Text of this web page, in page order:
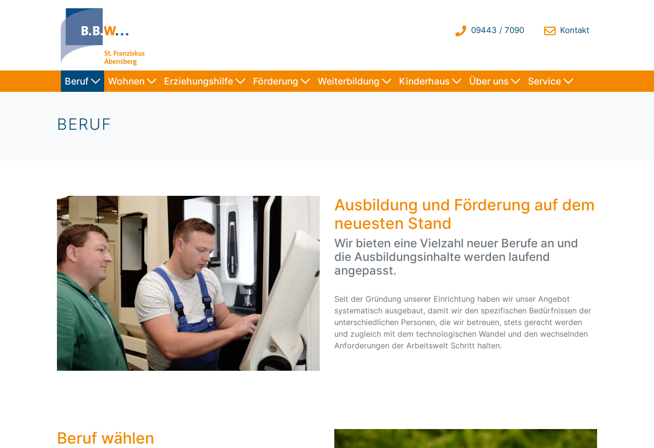
Beruf Wohnen Erziehungshilfe Förderung Weiterbildung Kinderhaus Über uns Service
BERUF
Ausbildung und Förderung auf dem
neuesten Stand
Wir bieten eine Vielzahl neuer Berufe an und
die Ausbildungsinhalte werden laufend
angepasst.
Seit der Gründung unserer Einrichtung haben wir unser Angebot
systematisch ausgebaut, damit wir den spezifischen Bedürfnissen der
unterschiedlichen Personen, die wir betreuen, stets gerecht werden
und zugleich mit dem technologischen Wandel und den wechselnden
Anforderungen der Arbeitswelt Schritt halten.
Beruf wählen